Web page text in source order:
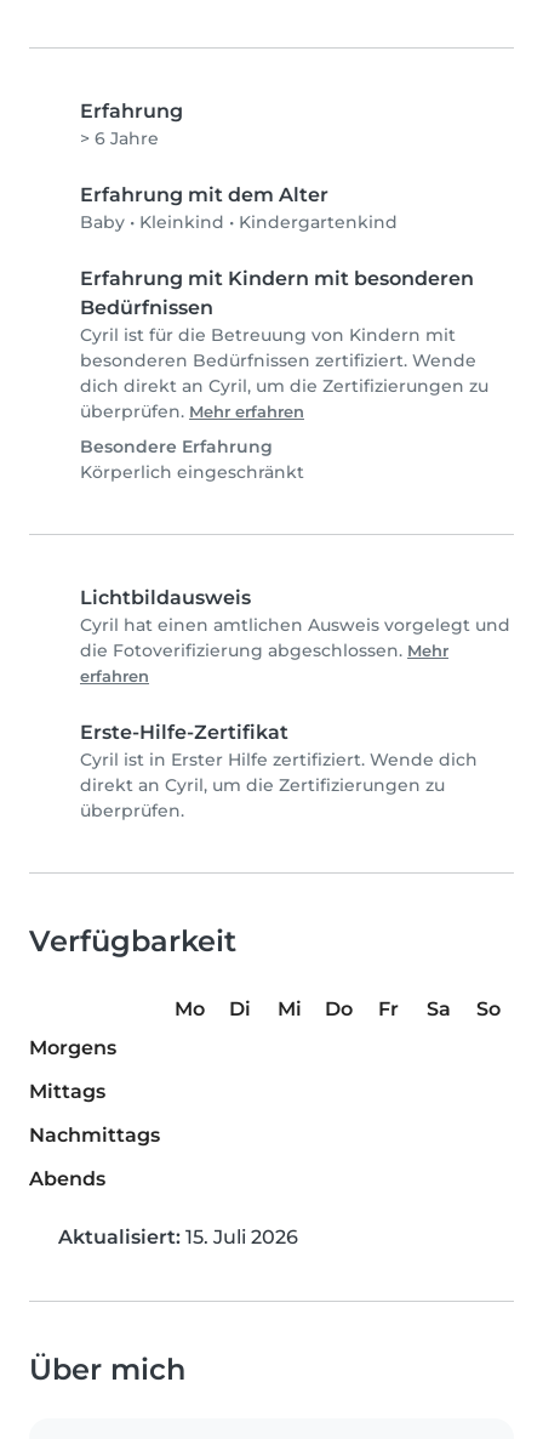
Erfahrung
> 6 Jahre
Erfahrung mit dem Alter
Baby • Kleinkind • Kindergartenkind
Erfahrung mit Kindern mit besonderen
Bedürfnissen
Cyril ist für die Betreuung von Kindern mit
besonderen Bedürfnissen zertifiziert. Wende
dich direkt an Cyril, um die Zertifizierungen zu
überprüfen. Mehr erfahren
Besondere Erfahrung
Körperlich eingeschränkt
Lichtbildausweis
Cyril hat einen amtlichen Ausweis vorgelegt und
die Fotoverifizierung abgeschlossen. Mehr
erfahren
Erste-Hilfe-Zertifikat
Cyril ist in Erster Hilfe zertifiziert. Wende dich
direkt an Cyril, um die Zertifizierungen zu
überprüfen.
Verfügbarkeit
Mo Di Mi Do Fr Sa
So
Morgens
Mittags
Nachmittags
Abends
Aktualisiert: 15. Juli 2026
Über mich